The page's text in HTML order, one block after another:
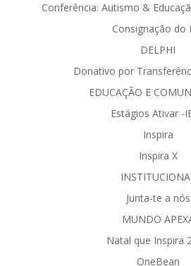
Conferência: Autismo &
Consignação do
DELPHI
Donativo por
EDUCAÇÃO E
Estágios Ativar -
Inspira
Inspira X
Junta-te a nós
MUNDO
Natal que Inspira
OneBean